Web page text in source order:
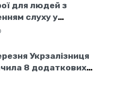
для людей з
слуху у
центрах Дніпра
Укрзалізниця
8 додаткових